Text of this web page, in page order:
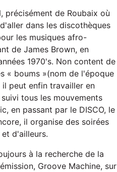
précisément de Roubaix où
dans les discothèques
les musiques afro-
de James Brown, en
1970's. Non content de
« boums »(nom de l'époque
il peut enfin travailler en
tous les mouvements
en passant par le DISCO, le
il organise des soirées
d'ailleurs.
à la recherche de la
Groove Machine, sur